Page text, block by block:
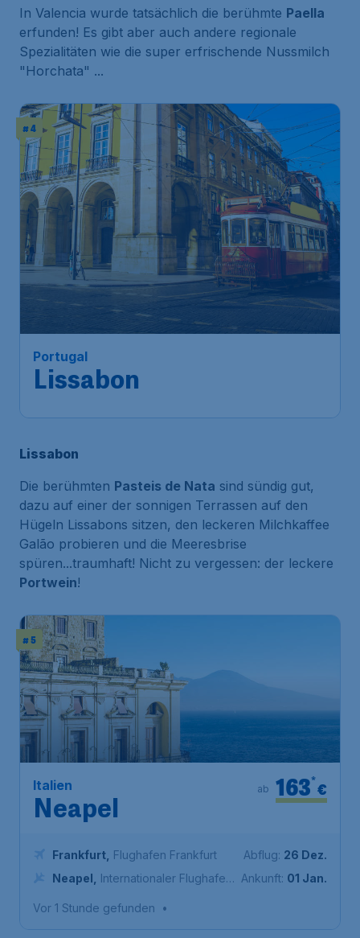
In Valencia wurde tatsächlich die berühmte Paella
erfunden! Es gibt aber auch andere regionale
Spezialitäten wie die super erfrischende Nussmilch
"Horchata" ...
# 4
Portugal
Lissabon
€
174*
ab
Lissabon
Portela
Lissabon
Die berühmten Pasteis de Nata sind sündig gut,
dazu auf einer der sonnigen Terrassen auf den
Hügeln Lissabons sitzen, den leckeren Milchkaffee
Galão probieren und die Meeresbrise
spüren...traumhaft! Nicht zu vergessen: der leckere
Portwein!
# 5
Italien
Neapel
€
163*
ab
Frankfurt Flughafen Frankfurt
Neapel
Internationaler Flughafen
Abflug: 26 Dez.
Ankunft: 01 Jan.
Vor 1 Stunde gefunden •